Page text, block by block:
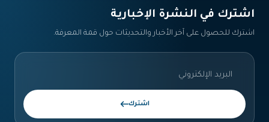
اشترك في النشرة الإخبارية‎
اشترك للحصول على آخر الأخبار والتحديثات حول قمة المعرفة.
اشترك